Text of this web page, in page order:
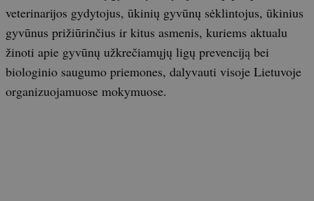
veterinarijos gydytojus, ūkinių gyvūnų sėklintojus, ūkinius
gyvūnus prižiūrinčius ir kitus asmenis, kuriems aktualu
žinoti apie gyvūnų užkrečiamųjų ligų prevenciją bei
biologinio saugumo priemones, dalyvauti visoje Lietuvoje
organizuojamuose mokymuose.